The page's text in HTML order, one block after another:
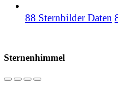
88 Sternbilder Daten
Sternenhimmel